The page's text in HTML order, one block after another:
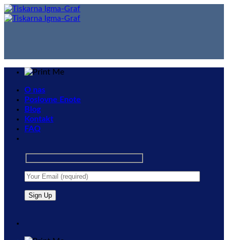
Skip
to
O nas
Poslovne Enote
Blog
Kontakt
FAQ